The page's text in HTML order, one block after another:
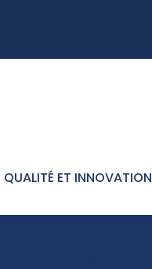
QUALITÉ ET INNOVATION